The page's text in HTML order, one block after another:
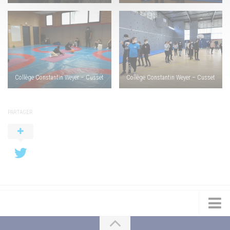
Collège Constantin Weyer – Cusset Collège Constantin Weyer – Cusset
PARTAGER